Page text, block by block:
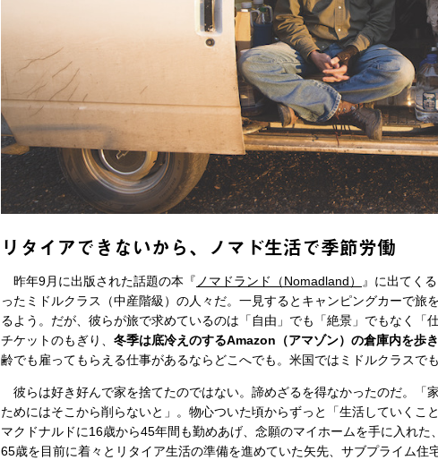
リタイアできないから、ノマド生活で季節労働
昨年9月に出版された話題の本『 ノマドランド（Nomadland） 』に出てく
ったミドルクラス（中産階級）の人々だ。一見するとキャンピングカーで旅
るよう。だが、彼らが旅で求めているのは「自由」でも「絶景」でもなく「
チケットのもぎり、 冬季は底冷えのするAmazon（アマゾン）の倉庫内を歩
齢でも雇ってもらえる仕事があるならどこへでも。米国ではミドルクラスで
彼らは好き好んで家を捨てたのではない。諦めざるを得なかったのだ。「
ためにはそこから削らないと」。物心ついた頃からずっと「生活していくこ
マクドナルドに16歳から45年間も勤めあげ、念願のマイホームを手に入れた
65歳を目前に着々とリタイア生活の準備を進めていた矢先、サブプライム住